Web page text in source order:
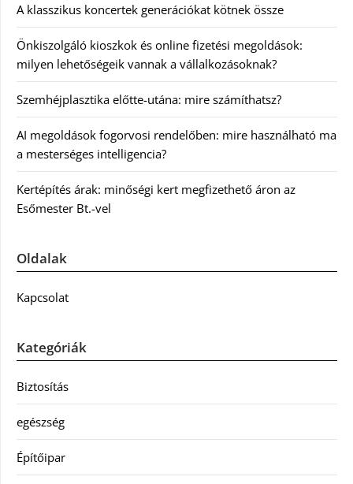
A klasszikus koncertek generációkat kötnek össze
Önkiszolgáló kioszkok és online fizetési megoldások:
milyen lehetőségeik vannak a vállalkozásoknak?
Szemhéjplasztika előtte-utána: mire számíthatsz?
AI megoldások fogorvosi rendelőben: mire használható ma
a mesterséges intelligencia?
Kertépítés árak: minőségi kert megfizethető áron az
Esőmester Bt.-vel
Oldalak
Kapcsolat
Kategóriák
Biztosítás
egészség
Építőipar